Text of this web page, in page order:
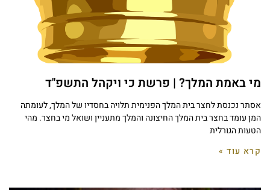
מי באמת המלך? | פרשת כי ויקהל התשפ"ד
אסתר נכנסת לחצר בית המלך הפנימית תלויה בחסדיו של המלך, לעומתה
המן עומד בחצר בית המלך החיצונה והמלך מתעניין ושואל מי בחצר. מהי
הטעות הגורלית
קרא עוד »